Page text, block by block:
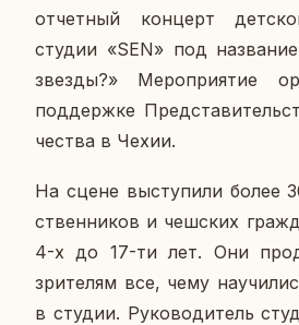
от­чет­ный кон­церт
студии «SEN» под
звезды?» Ме­ро­при­я­тие
под­держ­ке
че­ства в Чехии.
На сцене вы­сту­пи­ли более
ствен­ни­ков и чеш­ских
4-х до 17-ти лет. Они
зри­те­лям все, чему
в студии. Ру­ко­во­ди­тель